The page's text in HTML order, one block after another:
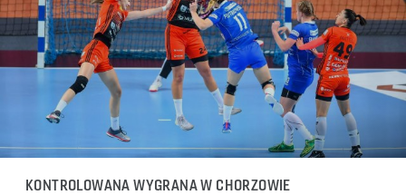
KONTROLOWANA WYGRANA W CHORZOWIE